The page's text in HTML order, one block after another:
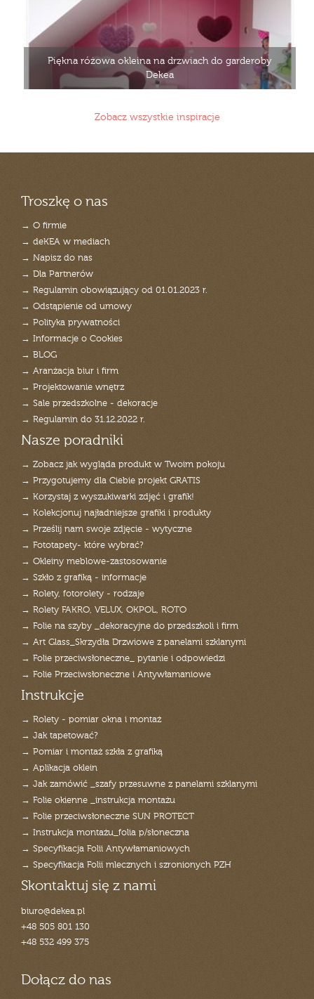
Piękna różowa okleina na drzwiach do garderoby
Dekea
Zobacz wszystkie inspiracje
Troszkę o nas
→ O firmie
→ deKEA w mediach
→ Napisz do nas
→ Dla Partnerów
→ Regulamin obowiązujący od 01.01.2023 r.
→ Odstąpienie od umowy
→ Polityka prywatności
→ Informacje o Cookies
→ BLOG
→ Aranżacja biur i firm
→ Projektowanie wnętrz
→ Sale przedszkolne - dekoracje
→ Regulamin do 31.12.2022 r.
Nasze poradniki
→ Zobacz jak wygląda produkt w Twoim pokoju
→ Przygotujemy dla Ciebie projekt GRATIS
→ Korzystaj z wyszukiwarki zdjęć i grafik!
→ Kolekcjonuj najładniejsze grafiki i produkty
→ Prześlij nam swoje zdjęcie - wytyczne
→ Fototapety- które wybrać?
→ Okleiny meblowe-zastosowanie
→ Szkło z grafiką - informacje
→ Rolety, fotorolety - rodzaje
→ Rolety FAKRO, VELUX, OKPOL, ROTO
→ Folie na szyby _dekoracyjne do przedszkoli i firm
→ Art Glass_Skrzydła Drzwiowe z panelami szklanymi
→ Folie przeciwsłoneczne_ pytanie i odpowiedzi
→ Folie Przeciwsłoneczne i Antywłamaniowe
Instrukcje
→ Rolety - pomiar okna i montaż
→ Jak tapetować?
→ Pomiar i montaż szkła z grafiką
→ Aplikacja oklein
→ Jak zamówić _szafy przesuwne z panelami szklanymi
→ Folie okienne _instrukcja montażu
→ Folie przeciwsłoneczne SUN PROTECT
→ Instrukcja montażu_folia p/słoneczna
→ Specyfikacja Folii Antywłamaniowych
→ Specyfikacja Folii mlecznych i szronionych PZH
Skontaktuj się z nami
biuro@dekea.pl
+48 505 801 130
+48 532 499 375
Dołącz do nas